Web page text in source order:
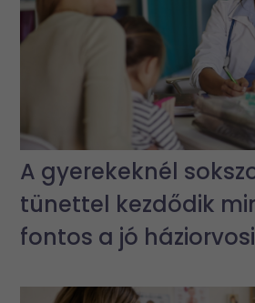
A gyerekeknél
tünettel kezdődik
fontos a jó